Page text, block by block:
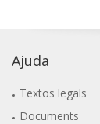
Ajuda
Textos legals
Documents